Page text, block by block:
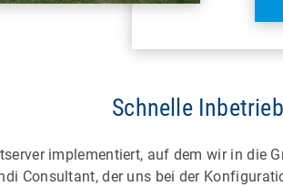
Schnelle
implementiert, auf dem wir in die
Consultant, der uns bei der